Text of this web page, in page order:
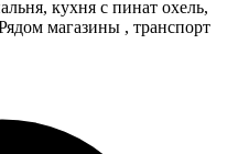
кухня с пинат охель,
магазины , транспорт